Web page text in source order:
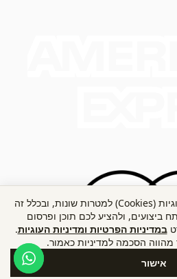
האתר עושה שימוש בקובצי עוגיות (Cookies) למטרות שונות, ובכלל זה
ביצועים, ולהציע לכם תוכן ופרסום
במדיניות הפרטיות ומדיניות העוגיות.
הסכמה למדיניות כאמור.
אישור